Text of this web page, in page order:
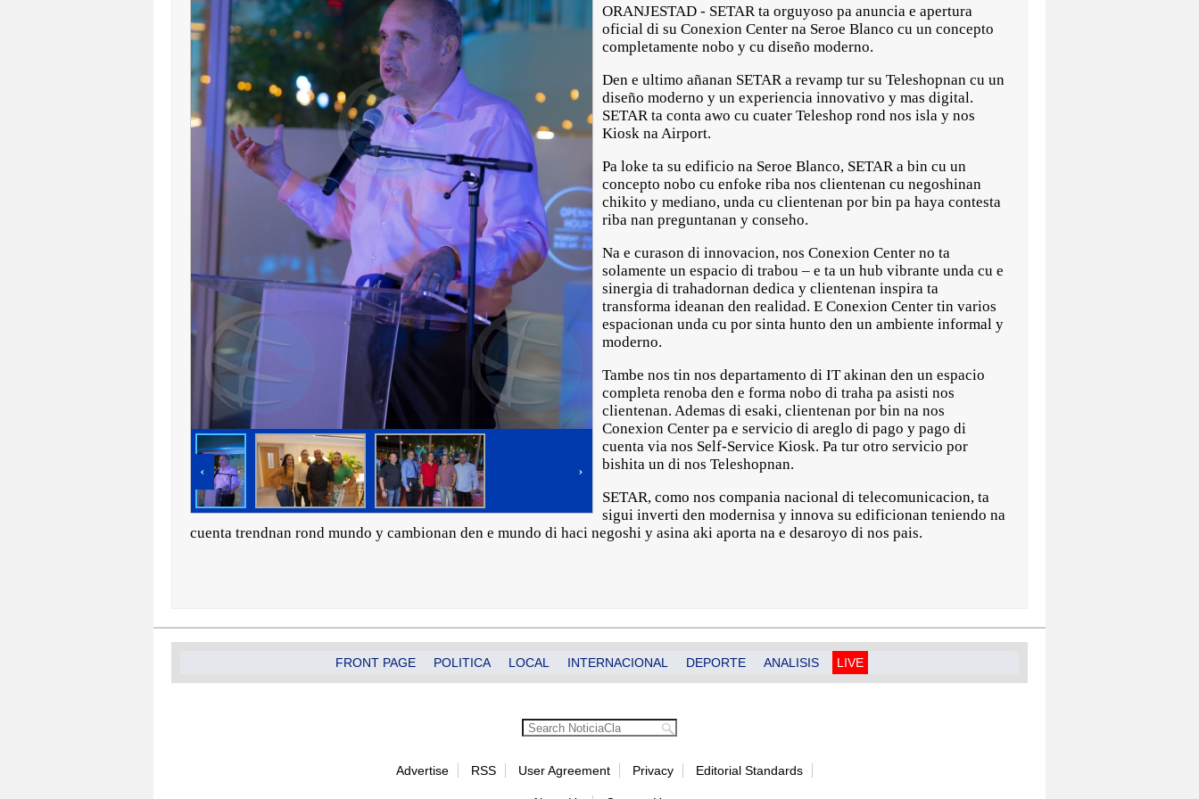
‹ ›
ORANJESTAD - SETAR ta orguyoso pa anuncia e apertura
oficial di su Conexion Center na Seroe Blanco cu un concepto
completamente nobo y cu diseño moderno.
Den e ultimo añanan SETAR a revamp tur su Teleshopnan cu un
diseño moderno y un experiencia innovativo y mas digital.
SETAR ta conta awo cu cuater Teleshop rond nos isla y nos
Kiosk na Airport.
Pa loke ta su edificio na Seroe Blanco, SETAR a bin cu un
concepto nobo cu enfoke riba nos clientenan cu negoshinan
chikito y mediano, unda cu clientenan por bin pa haya contesta
riba nan preguntanan y conseho.
Na e curason di innovacion, nos Conexion Center no ta
solamente un espacio di trabou – e ta un hub vibrante unda cu e
sinergia di trahadornan dedica y clientenan inspira ta
transforma ideanan den realidad. E Conexion Center tin varios
espacionan unda cu por sinta hunto den un ambiente informal y
moderno.
Tambe nos tin nos departamento di IT akinan den un espacio
completa renoba den e forma nobo di traha pa asisti nos
clientenan. Ademas di esaki, clientenan por bin na nos
Conexion Center pa e servicio di areglo di pago y pago di
cuenta via nos Self-Service Kiosk. Pa tur otro servicio por
bishita un di nos Teleshopnan.
SETAR, como nos compania nacional di telecomunicacion, ta
sigui inverti den modernisa y innova su edificionan teniendo na
cuenta trendnan rond mundo y cambionan den e mundo di haci negoshi y asina aki aporta na e desaroyo di nos pais.
FRONT PAGE POLITICA LOCAL INTERNACIONAL DEPORTE ANALISIS LIVE
Advertise RSS User Agreement Privacy Editorial Standards